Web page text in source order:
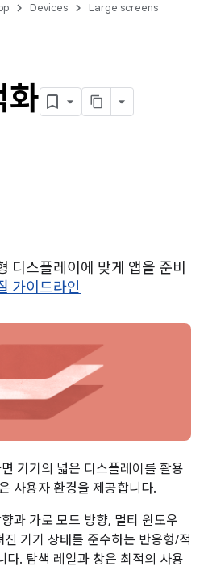
Devices
Large screens
화
디스플레이에 맞게 앱을 준비
가이드라인
기기의 넓은 디스플레이를 활용
사용자 환경을 제공합니다.
과 가로 모드 방향, 멀티 윈도우
기기 상태를 준수하는 반응형/적
다. 탐색 레일과 창은 최적의 사용